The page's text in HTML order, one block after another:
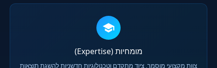
מומחיות (Expertise)
צוות מקצועי מוסמך, ציוד מתקדם וטכנולוגיות חדשניות להשגת תוצאות